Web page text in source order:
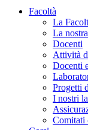
Facoltà
La
La
Docenti
Attività
Docenti
Progetti
I nostri
Comitati